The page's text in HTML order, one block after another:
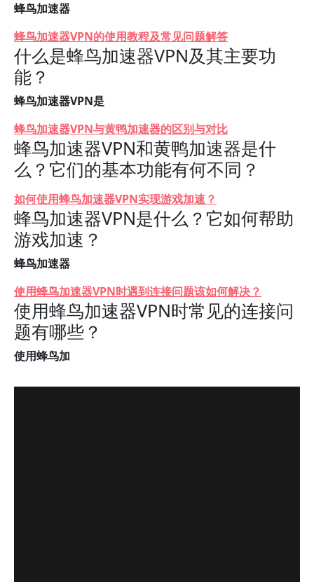
蜂鸟加速器
蜂鸟加速器VPN的使用教程及常见问题解答
什么是蜂鸟加速器VPN及其主要功
能？
蜂鸟加速器VPN是
蜂鸟加速器VPN与黄鸭加速器的区别与对比
蜂鸟加速器VPN和黄鸭加速器是什
么？它们的基本功能有何不同？
如何使用蜂鸟加速器VPN实现游戏加速？
蜂鸟加速器VPN是什么？它如何帮助
游戏加速？
蜂鸟加速器
使用蜂鸟加速器VPN时遇到连接问题该如何解决？
使用蜂鸟加速器VPN时常见的连接问
题有哪些？
使用蜂鸟加